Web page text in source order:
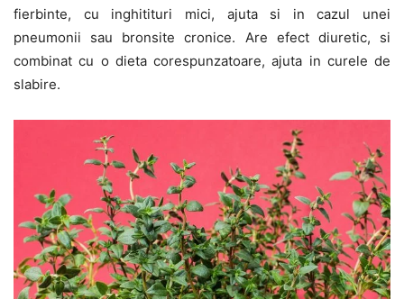
fierbinte, cu inghitituri mici, ajuta si in cazul unei
pneumonii sau bronsite cronice. Are efect diuretic, si
combinat cu o dieta corespunzatoare, ajuta in curele de
slabire.